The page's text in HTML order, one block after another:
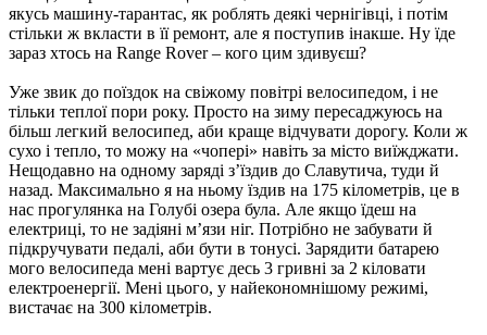
якусь машину-тарантас, як роблять деякі чернігівці, і потім
стільки ж вкласти в її ремонт, але я поступив інакше. Ну їде
зараз хтось на Range Rover – кого цим здивуєш?
Уже звик до поїздок на свіжому повітрі велосипедом, і не
тільки теплої пори року. Просто на зиму пересаджуюсь на
більш легкий велосипед, аби краще відчувати дорогу. Коли ж
сухо і тепло, то можу на «чопері» навіть за місто виїжджати.
Нещодавно на одному заряді з’їздив до Славутича, туди й
назад. Максимально я на ньому їздив на 175 кілометрів, це в
нас прогулянка на Голубі озера була. Але якщо їдеш на
електриці, то не задіяні м’язи ніг. Потрібно не забувати й
підкручувати педалі, аби бути в тонусі. Зарядити батарею
мого велосипеда мені вартує десь 3 гривні за 2 кіловати
електроенергії. Мені цього, у найекономнішому режимі,
вистачає на 300 кілометрів.